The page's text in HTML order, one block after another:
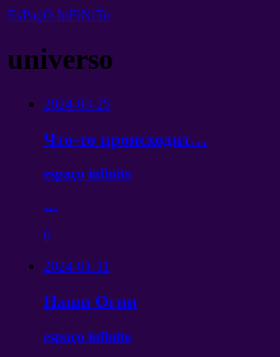
EsPaçO InFiNiTo
universo
2024-03-25
Что-то происходит…
espaço infinito
…
0
2024-01-11
Наши Огни
espaço infinito